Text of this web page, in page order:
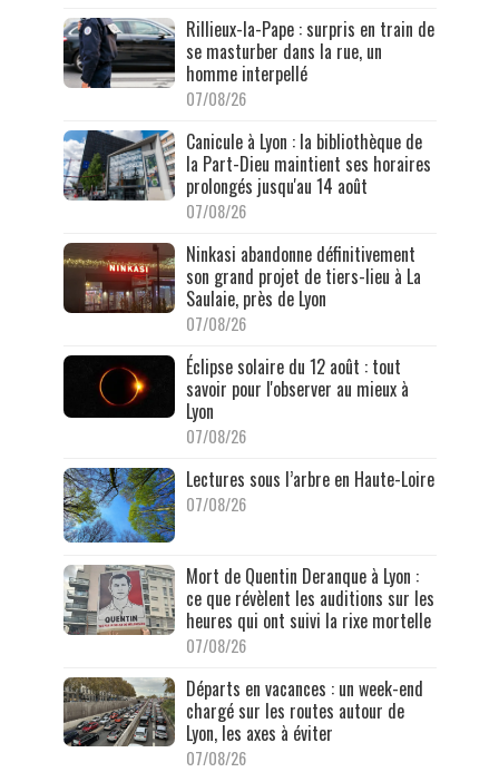
Rillieux-la-Pape : surpris en train de
se masturber dans la rue, un
homme interpellé
07/08/26
Canicule à Lyon : la bibliothèque de
la Part-Dieu maintient ses horaires
prolongés jusqu'au 14 août
07/08/26
Ninkasi abandonne définitivement
son grand projet de tiers-lieu à La
Saulaie, près de Lyon
07/08/26
Éclipse solaire du 12 août : tout
savoir pour l'observer au mieux à
Lyon
07/08/26
Lectures sous l’arbre en Haute-Loire
07/08/26
Mort de Quentin Deranque à Lyon :
ce que révèlent les auditions sur les
heures qui ont suivi la rixe mortelle
07/08/26
Départs en vacances : un week-end
chargé sur les routes autour de
Lyon, les axes à éviter
07/08/26